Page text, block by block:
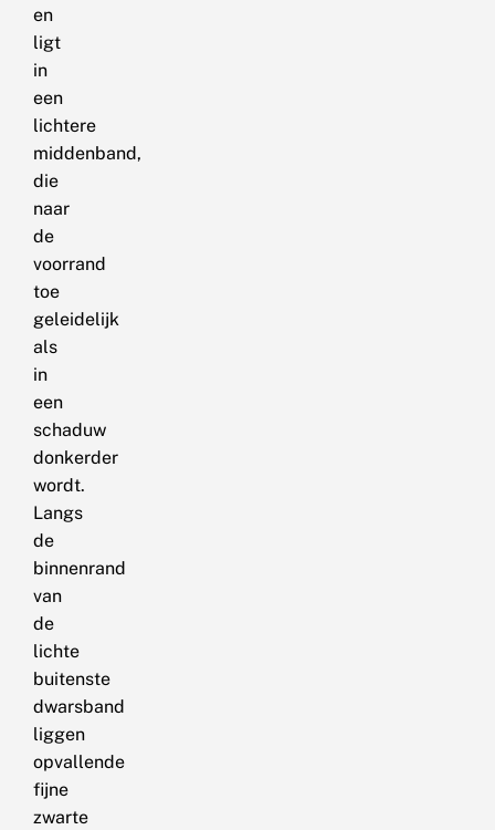
en
ligt
in
een
lichtere
middenband,
die
naar
de
voorrand
toe
geleidelijk
als
in
een
schaduw
donkerder
wordt.
Langs
de
binnenrand
van
de
lichte
buitenste
dwarsband
liggen
opvallende
fijne
zwarte